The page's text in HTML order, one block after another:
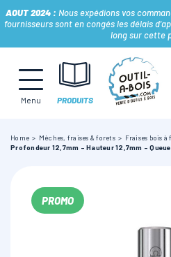
AOUT 2024 : Nous expédions vos
fournisseurs sont en congés les délais
long sur cette
Menu PRODUITS
Home Mèches, fraises & forets Fraises bois
Profondeur 12,7mm - Hauteur 12,7mm -
PROMO